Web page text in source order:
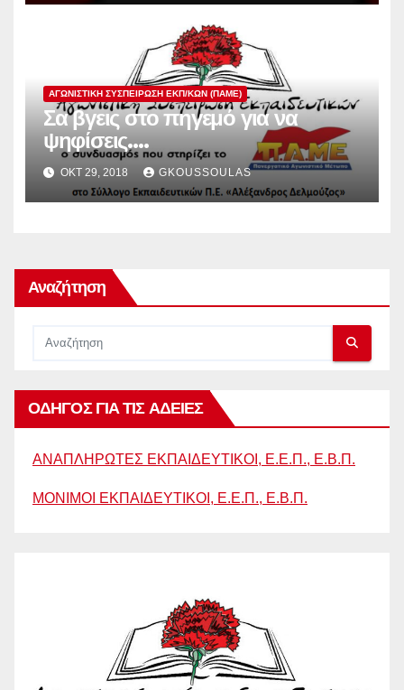
ΑΓΩΝΙΣΤΙΚΉ ΣΥΣΠΕΊΡΩΣΗ ΕΚΠ/ΚΏΝ (ΠΑΜΕ)
Σα βγεις στο πηγεμό για να
ψηφίσεις….
ΟΚΤ 29, 2018 GKOUSSOULAS
Αναζήτηση
ΟΔΗΓΟΣ ΓΙΑ ΤΙΣ ΑΔΕΙΕΣ
ΑΝΑΠΛΗΡΩΤΕΣ ΕΚΠΑΙΔΕΥΤΙΚΟΙ, Ε.Ε.Π., Ε.Β.Π.
ΜΟΝΙΜΟΙ ΕΚΠΑΙΔΕΥΤΙΚΟΙ, Ε.Ε.Π., Ε.Β.Π.